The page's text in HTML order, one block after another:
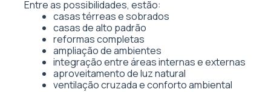
Entre as possibilidades, estão:
casas térreas e sobrados
casas de alto padrão
reformas completas
ampliação de ambientes
integração entre áreas internas e externas
aproveitamento de luz natural
ventilação cruzada e conforto ambiental